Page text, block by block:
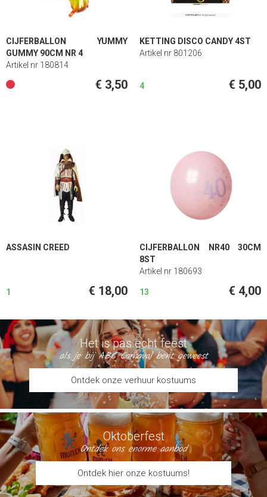
CIJFERBALLON YUMMY
GUMMY 90CM NR 4
Artikel nr 180814
€ 3,50
KETTING DISCO CANDY 4ST
Artikel nr 801206
4 € 5,00
ASSASIN CREED
1 € 18,00
CIJFERBALLON NR40 30CM
8ST
Artikel nr 180693
13 € 4,00
Het is pas echt feest
als je bij ABC Carnaval bent geweest
Ontdek onze verhuur kostuums
Oktoberfest
Ontdek ons enorme aanbod
Ontdek hier onze kostuums!